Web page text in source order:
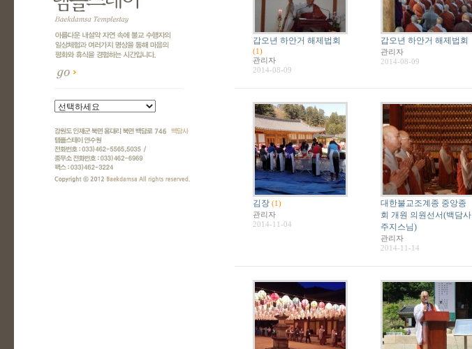
갑오년 하안거 해제법회
(1)
관리자
2014-08-09
갑오년 하안거 해제법회
관리자
2014-08-09
김장 (1)
관리자
2014-11-04
대한불교조계종 중앙종
회 개원 의원선서(백담사
주지스님)
관리자
2014-11-14